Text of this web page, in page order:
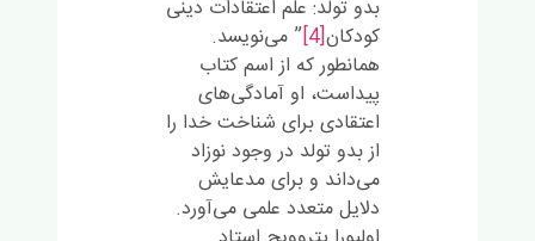
بدو تولد: علم اعتقادات دینی
کودکان[4] ” می‌نویسد.
همانطور که از اسم کتاب
پیداست، او آمادگی‌های
اعتقادی برای شناخت خدا را
از بدو تولد در وجود نوزاد
می‌داند و برای مدعایش
دلایل متعدد علمی می‌آورد.